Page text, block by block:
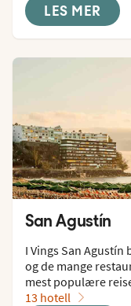
LES MER
San Agustín
I Vings San
og de mange
mest populære
13 hotell